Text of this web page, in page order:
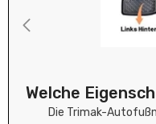
Welche
Die Trimak-